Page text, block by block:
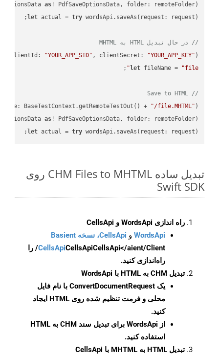
as! PdfSaveOptionsData, folder: remoteFolder);
let actual = try
// در حال تبدیل HTML به MHTML
clientId: "YOUR_APP_SID" , clientSecret: "YOUR_APP_KEY" )
let fileName = "file"
// Save to HTML
BaseTestContext.getRemoteTestOut() +
"/file.MHTML" );
as! PdfSaveOptionsData, folder: remoteFolder);
let actual = try wordsApi.saveAs(request: request);
تبدیل ساده CHM Files to MHTML روی
Swift SDK
راه اندازی WordsApi و CellsApi
WordsApi و CellsApi، نسخه Basient
CellsApiCellsApi
CellsApi</aient/Client/ را
راه‌اندازی کنید.
تبدیل CHM به HTML با WordsApi
یک ConvertDocumentRequest با نام فایل
محلی و فرمت تنظیم شده روی HTML ایجاد
کنید.
از WordsApi برای تبدیل سند CHM به HTML
استفاده کنید.
تبدیل HTML به MHTML با CellsApi